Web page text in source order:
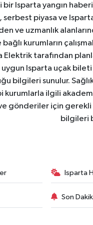
Isparta yangın
serbest piyasa ve
ve uzmanlık
kurumların
Elektrik tarafından
uygun Isparta uçak
bilgileri sunulur.
kurumlarla ilgili
gönderiler için
bilgileri
Isparta
Son